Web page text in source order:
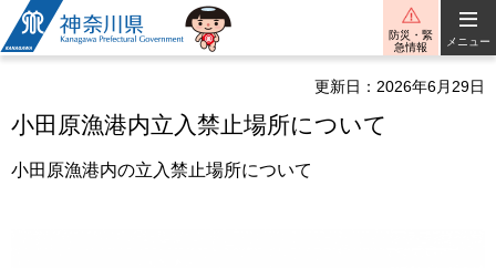
神奈川県
防災・緊
急情報
メニュー
更新日：2026年6月29日
小田原漁港内立入禁止場所について
小田原漁港内の立入禁止場所について